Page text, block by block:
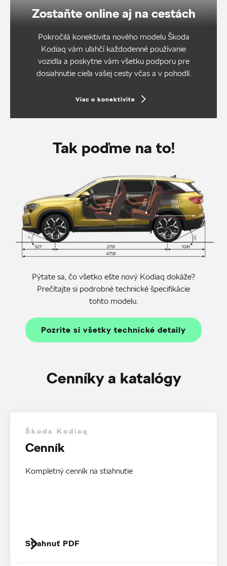
Zostaňte online aj na cestách
Pokročilá konektivita nového modelu Škoda
Kodiaq vám uľahčí každodenné používanie
vozidla a poskytne vám všetku podporu pre
dosiahnutie cieľa vašej cesty včas a v pohodlí.
Viac o konektivite
Tak poďme na to!
Pýtate sa, čo všetko ešte nový Kodiaq dokáže?
Prečítajte si podrobné technické špecifikácie
tohto modelu.
Pozrite si všetky technické detaily
Cenníky a katalógy
Škoda Kodiaq
Cenník
Kompletný cenník na stiahnutie
Stiahnuť PDF